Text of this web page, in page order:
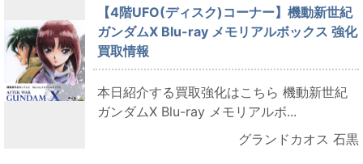
【4階UFO(ディスク)コーナー】機動新世紀
ガンダムX Blu-ray メモリアルボックス 強化
買取情報
本日紹介する買取強化はこちら 機動新世紀
ガンダムX Blu-ray メモリアルボ...
グランドカオス 石黒